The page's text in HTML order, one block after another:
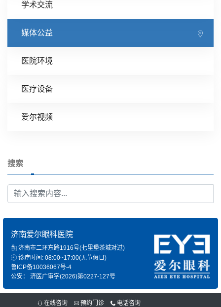
学术交流
媒体公益
医院环境
医疗设备
爱尔视频
搜索
济南爱尔眼科医院
济南市二环东路1916号(七里堡茶城对过)
诊疗时间: 08:00~17:00(无节假日)
鲁ICP备10036067号-4
公安：
济医广审字(2026)第0227-127号
在线咨询 预约门诊 电话咨询